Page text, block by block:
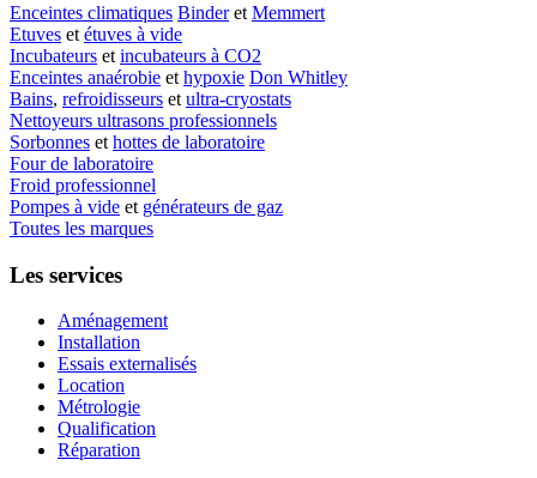
Enceintes climatiques Binderet Memmert
Etuves et étuves à vide
Incubateurs et incubateurs à CO2
Enceintes anaérobie et hypoxie Don Whitley
Bains, refroidisseurs et ultra-cryostats
Nettoyeurs ultrasons professionnels
Sorbonnes et hottes de laboratoire
Four de laboratoire
Froid professionnel
Pompes à vide et générateurs de gaz
Toutes les marques
Les services
Aménagement
Installation
Essais externalisés
Location
Métrologie
Qualification
Réparation